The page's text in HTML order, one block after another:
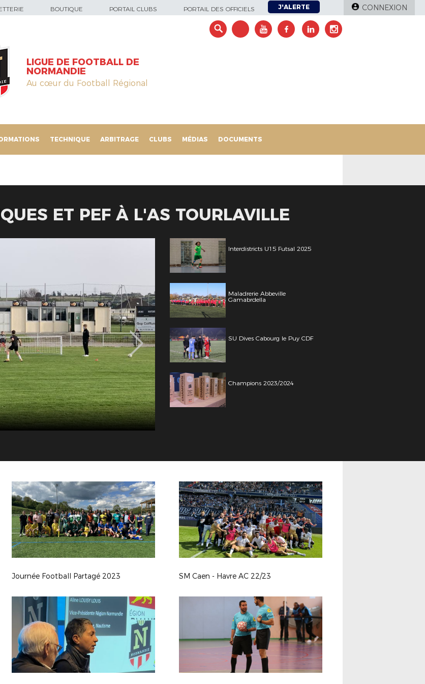
BOUTIQUE PORTAIL CLUBS PORTAIL DES OFFICIELS J'ALERTE CONNEXION
LIGUE DE FOOTBALL DE
NORMANDIE
Au cœur du Football Régional
TECHNIQUE ARBITRAGE CLUBS MÉDIAS DOCUMENTS
ET PEF À L'AS TOURLAVILLE
Interdistricts U15 Futsal 2025
Maladrerie Abbeville
Gamabrdella
SU Dives Cabourg le Puy CDF
Champions 2023/2024
Journée Football Partagé 2023 SM Caen - Havre AC 22/23